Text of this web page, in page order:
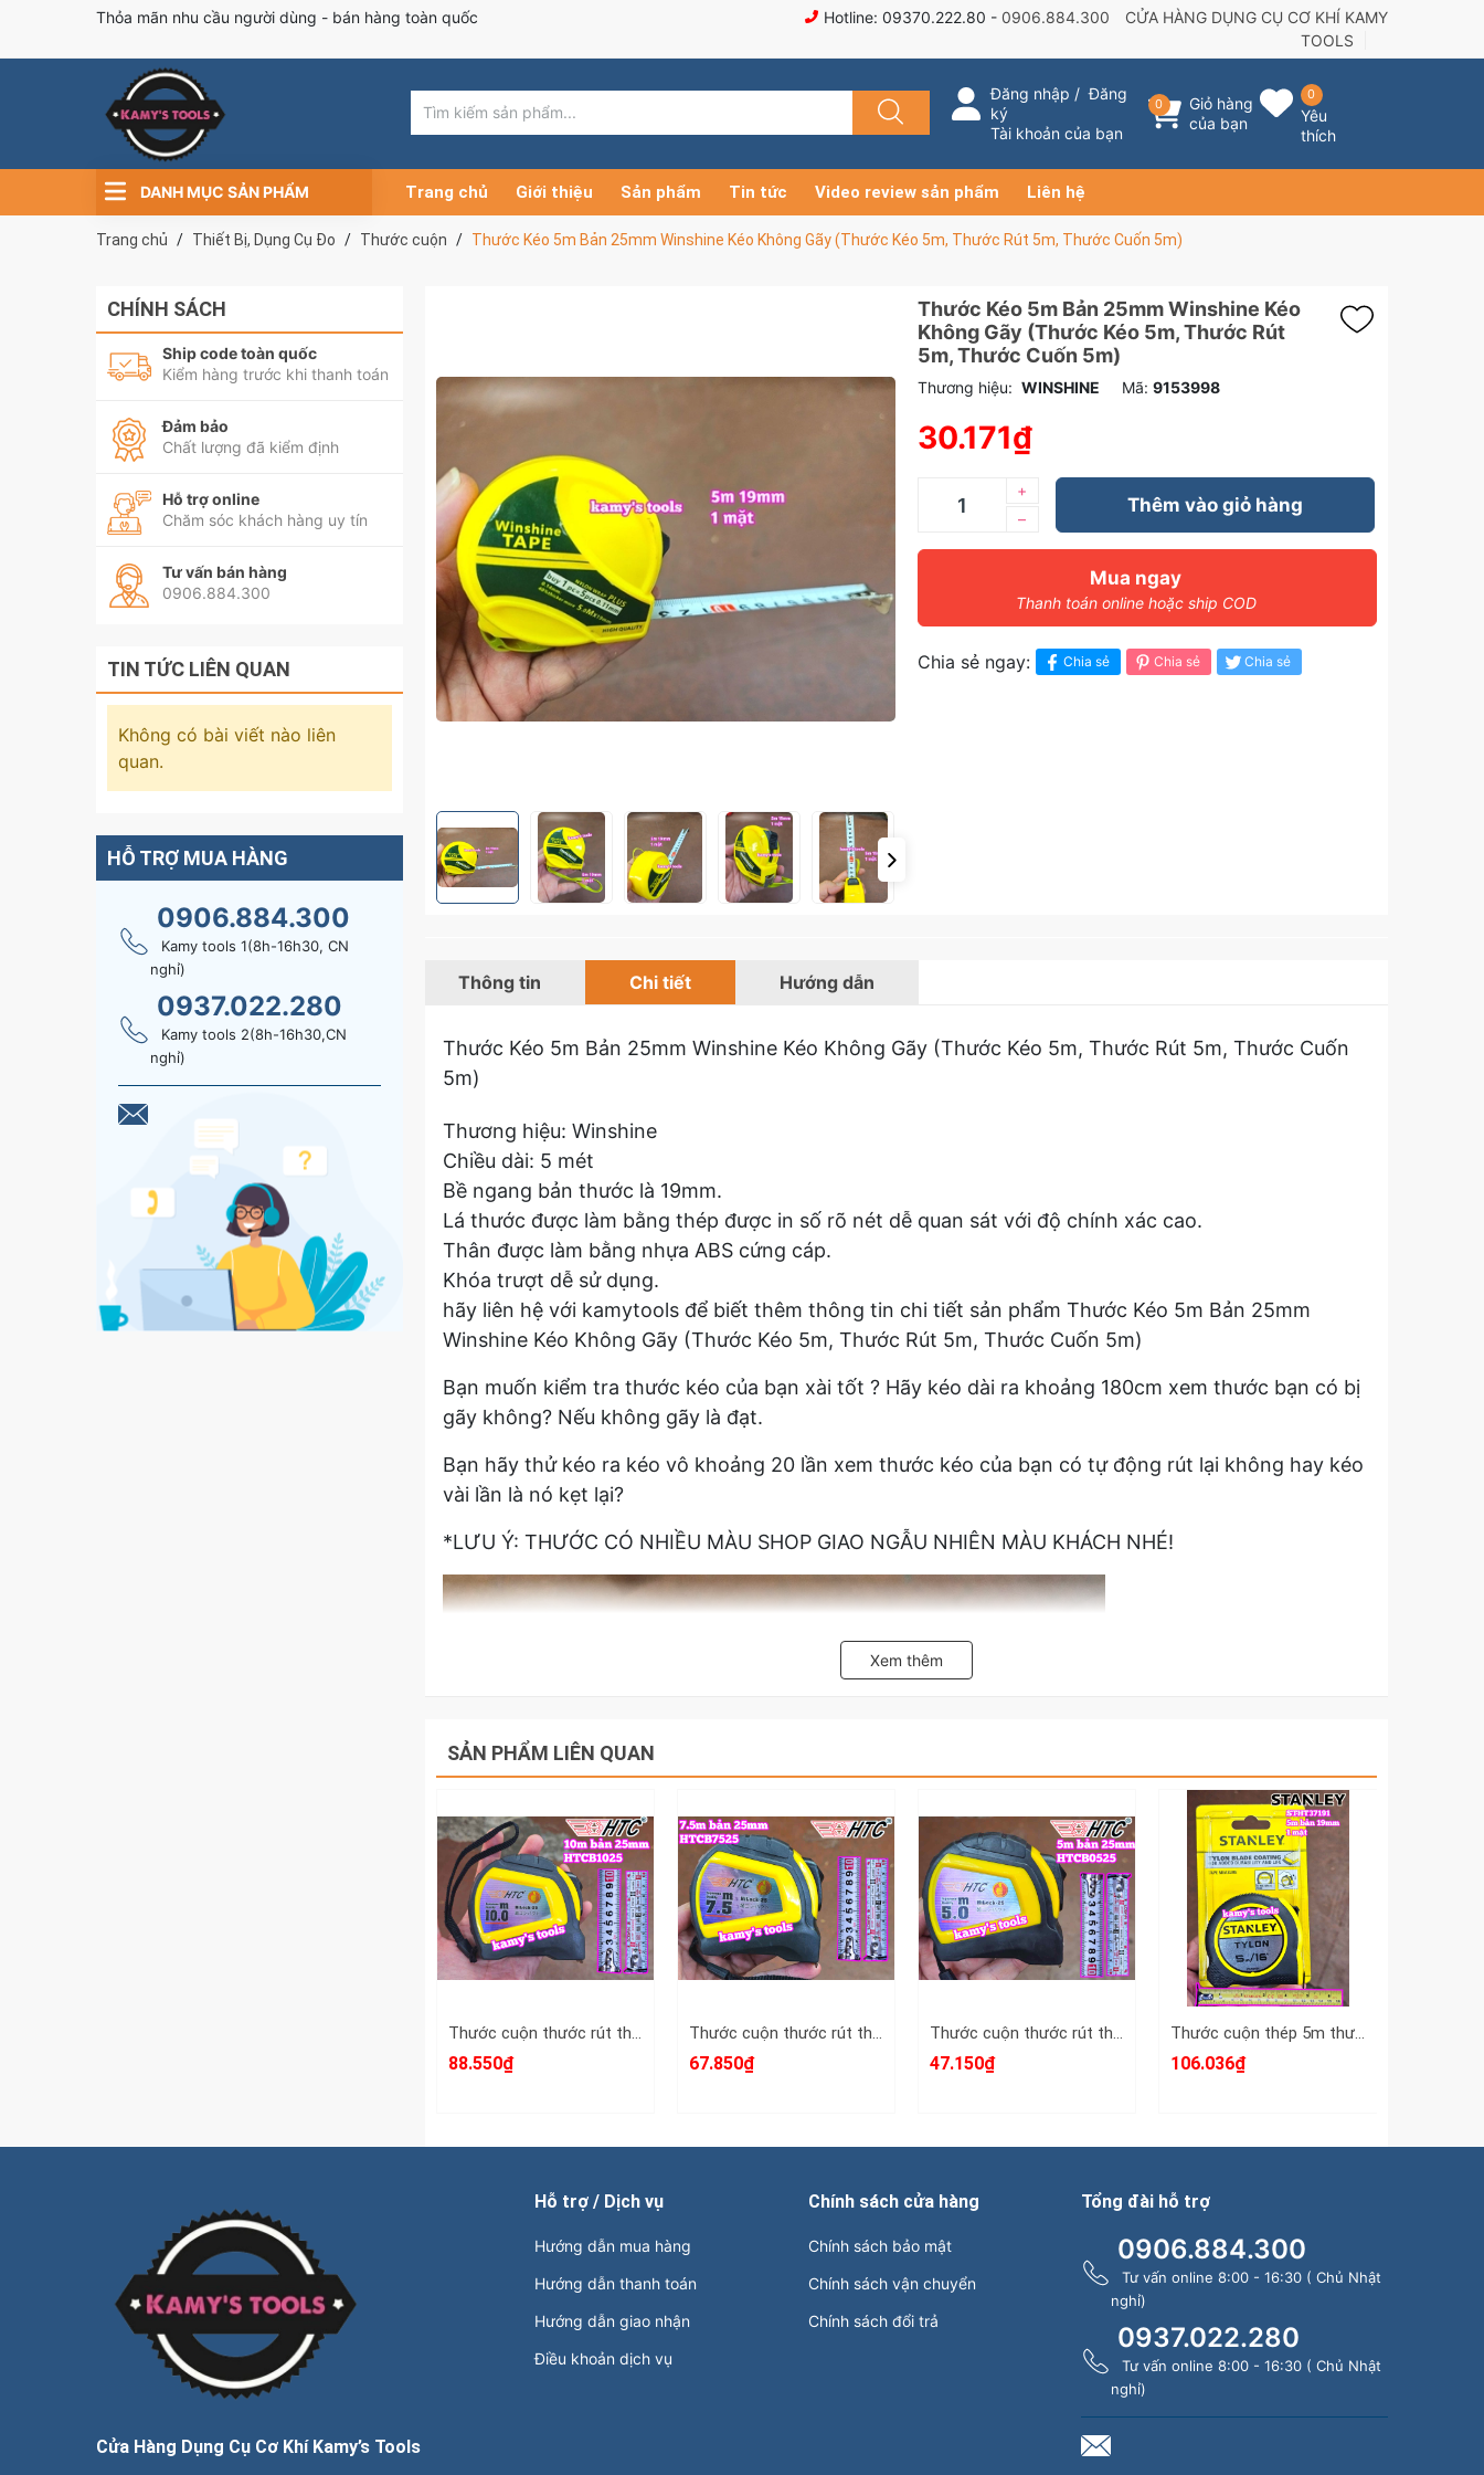
Thỏa mãn nhu cầu người dùng - bán hàng toàn quốc Hotline: 09370.222.80 - 0906.884.300
CỬA HÀNG DỤNG CỤ CƠ KHÍ KAMY
TOOLS
Đăng nhập /Đăng
ký
Tài khoản của bạn
0
Giỏ hàng
của bạn
0
Yêu
thích
DANH MỤC SẢN PHẨM Trang chủ Giới thiệu Sản phẩm Tin tức Video review sản phẩm Liên hệ
Trang chủ Thiết Bị, Dụng Cụ Đo Thước cuộn Thước Kéo 5m Bản 25mm Winshine Kéo Không Gãy (Thước Kéo 5m, Thước Rút 5m, Thước Cuốn 5m)
Thước Kéo 5m Bản 25mm Winshine Kéo
Không Gãy (Thước Kéo 5m, Thước Rút
5m, Thước Cuốn 5m)
Thương hiệu: WINSHINE Mã: 9153998
30.171₫
–
+
Thêm vào giỏ hàng
Mua ngay
Thanh toán online hoặc ship COD
Chia sẻ ngay: Chia sẻ Chia sẻ Chia sẻ
Thông tin Chi tiết Hướng dẫn
Thước Kéo 5m Bản 25mm Winshine Kéo Không Gãy (Thước Kéo 5m, Thước Rút 5m, Thước Cuốn
5m)
Thương hiệu: Winshine
Chiều dài: 5 mét
Bề ngang bản thước là 19mm.
Lá thước được làm bằng thép được in số rõ nét dễ quan sát với độ chính xác cao.
Thân được làm bằng nhựa ABS cứng cáp.
Khóa trượt dễ sử dụng.
hãy liên hệ với kamytools để biết thêm thông tin chi tiết sản phẩm Thước Kéo 5m Bản 25mm
Winshine Kéo Không Gãy (Thước Kéo 5m, Thước Rút 5m, Thước Cuốn 5m)
Bạn muốn kiểm tra thước kéo của bạn xài tốt ? Hãy kéo dài ra khoảng 180cm xem thước bạn có bị
gãy không? Nếu không gãy là đạt.
Bạn hãy thử kéo ra kéo vô khoảng 20 lần xem thước kéo của bạn có tự động rút lại không hay kéo
vài lần là nó kẹt lại?
*LƯU Ý: THƯỚC CÓ NHIỀU MÀU SHOP GIAO NGẪU NHIÊN MÀU KHÁCH NHÉ!
Xem thêm
SẢN PHẨM LIÊN QUAN
Thước cuộn thước rút thước kéo 10m 10 mét bản 25mm HTC HiLock-25 model HTCB1025 tự động khóa
88.550₫
Thước cuộn thước rút thước kéo 7.5m 7.5 mét bản 25mm HTC HiLock-25 model HTCB7525 tự động khóa
67.850₫
Thước cuộn thước rút thước kéo 5m 5 mét bản 25mm HTC HiLock-25 model HTCB0525 tự động khóa
47.150₫
Thước cuộn thép 5m thước kéo 5 mét 1 mặt hệ mét inch bản 19mm Stanley STHT37191
106.036₫
CHÍNH SÁCH
Ship code toàn quốc
Kiểm hàng trước khi thanh toán
Đảm bảo
Chất lượng đã kiểm định
Hỗ trợ online
Chăm sóc khách hàng uy tín
Tư vấn bán hàng
0906.884.300
TIN TỨC LIÊN QUAN
Không có bài viết nào liên
quan.
HỖ TRỢ MUA HÀNG
0906.884.300
Kamy tools 1(8h-16h30, CN
nghỉ)
0937.022.280
Kamy tools 2(8h-16h30,CN
nghỉ)
Cửa Hàng Dụng Cụ Cơ Khí Kamy’s Tools
Hỗ trợ / Dịch vụ
Hướng dẫn mua hàng
Hướng dẫn thanh toán
Hướng dẫn giao nhận
Điều khoản dịch vụ
Chính sách cửa hàng
Chính sách bảo mật
Chính sách vận chuyển
Chính sách đổi trả
Tổng đài hỗ trợ
0906.884.300
Tư vấn online 8:00 - 16:30 ( Chủ Nhật
nghỉ)
0937.022.280
Tư vấn online 8:00 - 16:30 ( Chủ Nhật
nghỉ)